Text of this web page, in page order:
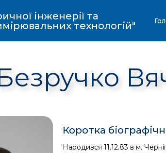
інженерії та
технологій"
Коротка
Народився 11.12.83 в м.